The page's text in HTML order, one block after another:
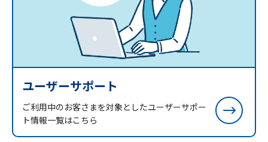
ユーザーサポート
ご利用中のお客さまを対象としたユーザーサポー
ト情報一覧はこちら